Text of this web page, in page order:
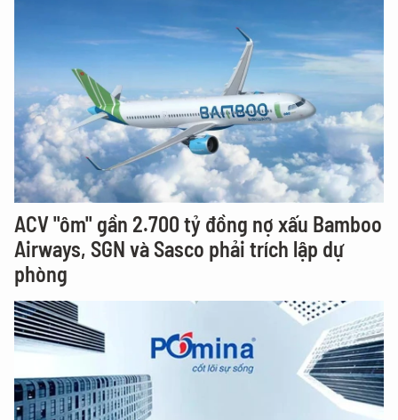
ACV "ôm" gần 2.700 tỷ đồng nợ xấu Bamboo
Airways, SGN và Sasco phải trích lập dự
phòng